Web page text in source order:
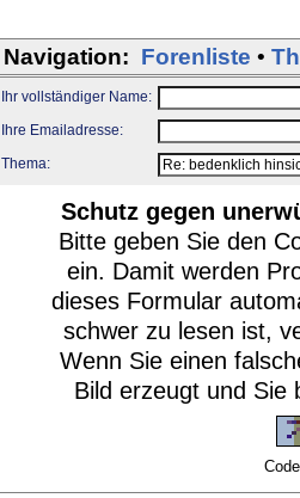
Navigation: Forenliste •
Ihr vollständiger Name:
Ihre Emailadresse:
Thema:
Schutz gegen
Bitte geben Sie den
ein. Damit werden
dieses Formular
schwer zu lesen ist,
Wenn Sie einen
Bild erzeugt und Sie